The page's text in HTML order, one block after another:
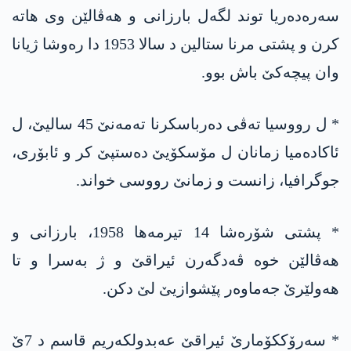
سەرەدەریا توند لگەل بارزانی و ھەڤالێن وی ھاتە
کرن و پشتی مرنا ستالین د سالا 1953 دا رەوشا ژیانا
وان پیچەکێ باش بوو.
* ل رووسیا تەڤی دەرباسکرنا تەمەنێ 45 سالیێ، ل
ئاکادەمیا زمانان ل مۆسکۆیێ دەستپێ کر و ئابۆری،
جوگرافیا، زانست و زمانێ رووسی خواند.
* پشتی شۆرەشا 14 تیرمەھا 1958، بارزانی و
ھەڤالێن خوە ڤەدگەرن ئیراقێ و ژ بەسرا و تا
ھەولێرێ جەماوەر پێشوازیێ لێ دکن.
* سەرۆککۆمارێ ئیراقێ عەبدولکەریم قاسم د 7ێ